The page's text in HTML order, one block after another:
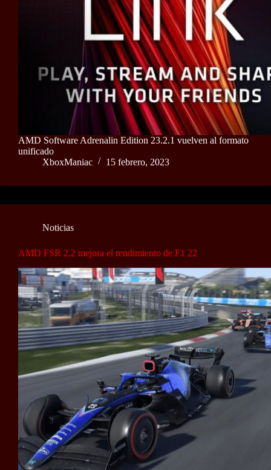
AMD Software Adrenalin Edition 23.2.1 vuelven al formato
unificado
XboxManiac
15 febrero, 2023
Noticias
AMD FSR 2.2 mejora el rendimiento de F1 22